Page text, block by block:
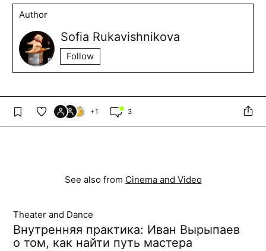
Author
Sofia Rukavishnikova
Follow
+1 3
See also from Cinema and Video
Theater and Dance
Внутренняя практика: Иван Вырыпаев
о том, как найти путь мастера